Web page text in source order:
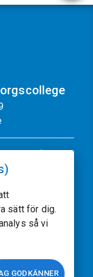
sätt för dig.
så vi
GODKÄNNER